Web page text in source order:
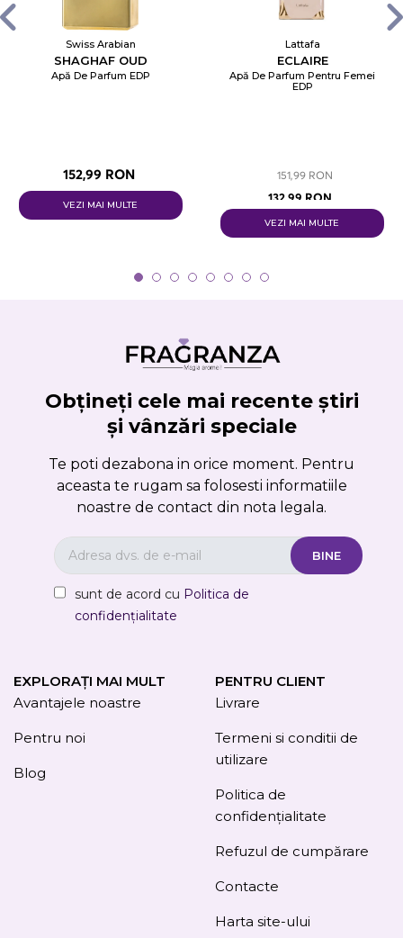
Swiss Arabian
SHAGHAF OUD
Apă De Parfum EDP
152,99 RON
VEZI MAI MULTE
Lattafa
ECLAIRE
Apă De Parfum Pentru Femei
EDP
151,99 RON
132,99 RON
VEZI MAI MULTE
Obțineți cele mai recente știri
și vânzări speciale
Te poti dezabona in orice moment. Pentru
aceasta te rugam sa folosesti informatiile
noastre de contact din nota legala.
sunt de acord cu Politica de
confidențialitate
EXPLORAȚI MAI MULT
Avantajele noastre
Pentru noi
Blog
PENTRU CLIENT
Livrare
Termeni si conditii de
utilizare
Politica de
confidențialitate
Refuzul de cumpărare
Contacte
Harta site-ului